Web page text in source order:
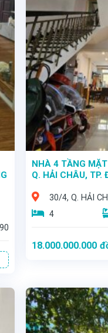
90
NHÀ 4 TẦNG
Q. HẢI CHÂU, TP.
30/4, Q. HẢI
4
18.000.000.000